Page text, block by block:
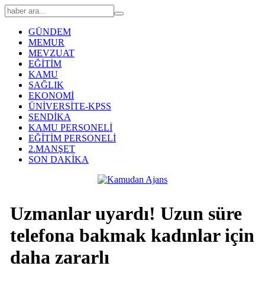
GÜNDEM
MEMUR
MEVZUAT
EĞİTİM
KAMU
SAĞLIK
EKONOMİ
ÜNİVERSİTE-KPSS
SENDİKA
KAMU PERSONELİ
EĞİTİM PERSONELİ
2.MANŞET
SON DAKİKA
Uzmanlar uyardı! Uzun süre
telefona bakmak kadınlar için
daha zararlı